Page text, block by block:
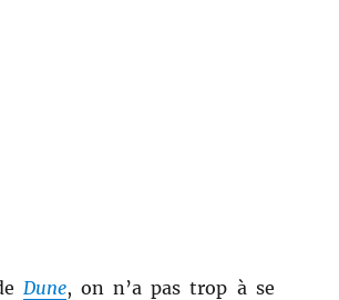
Dune, on n’a pas trop à se